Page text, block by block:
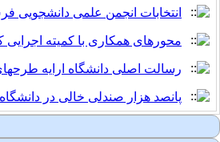
انتخابات انجمن علمی دانشجویی
محورهای همکاری با کمیته
رسالت اصلی دانشگاه ارایه
پانصد هزار صندلی خالی در